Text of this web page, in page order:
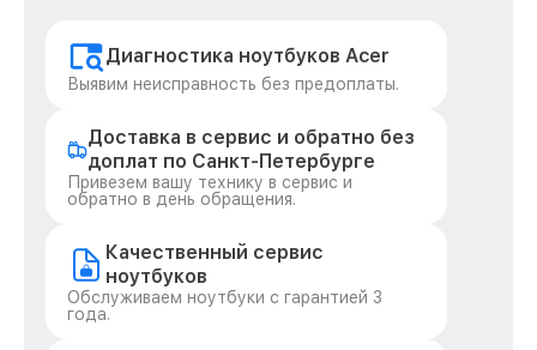
Диагностика ноутбуков Acer
Выявим неисправность без предоплаты.
Доставка в сервис и обратно без
доплат по Санкт-Петербурге
Привезем вашу технику в сервис и
обратно в день обращения.
Качественный сервис
ноутбуков
Обслуживаем ноутбуки с гарантией 3
года.